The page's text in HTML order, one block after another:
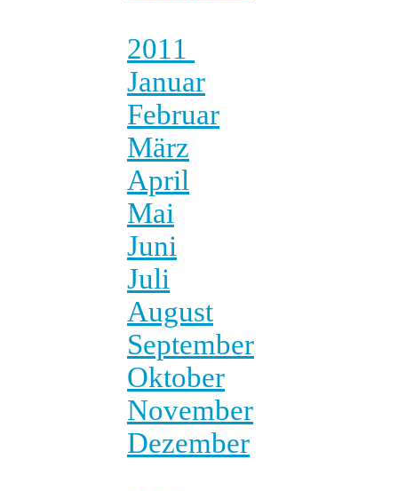
2011
Januar
Februar
März
April
Mai
Juni
Juli
August
September
Oktober
November
Dezember